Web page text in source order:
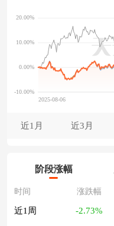
近1月 近3月
阶段涨幅
时间 涨跌幅
近1周 -2.73%